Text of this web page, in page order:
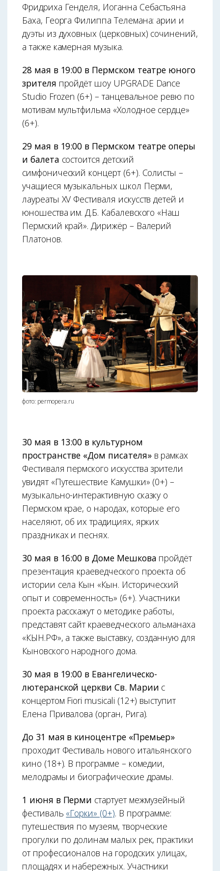
Фридриха Генделя, Иоганна Себастьяна
Баха, Георга Филиппа Телемана: арии и
дуэты из духовных (церковных) сочинений,
а также камерная музыка.
28 мая в 19:00 в Пермском театре юного
зрителя пройдёт шоу UPGRADE Dance
Studio Frozen (6+) – танцевальное ревю по
мотивам мультфильма «Холодное сердце»
(6+).
29 мая в 19:00 в Пермском театре оперы
и балета состоится детский
симфонический концерт (6+). Солисты –
учащиеся музыкальных школ Перми,
лауреаты XV Фестиваля искусств детей и
юношества им. Д.Б. Кабалевского «Наш
Пермский край». Дирижёр – Валерий
Платонов.
фото: permopera.ru
30 мая в 13:00 в культурном
пространстве «Дом писателя» в рамках
Фестиваля пермского искусства зрители
увидят «Путешествие Камушки» (0+) –
музыкально-интерактивную сказку о
Пермском крае, о народах, которые его
населяют, об их традициях, ярких
праздниках и песнях.
30 мая в 16:00 в Доме Мешкова пройдёт
презентация краеведческого проекта об
истории села Кын «Кын. Исторический
опыт и современность» (6+). Участники
проекта расскажут о методике работы,
представят сайт краеведческого альманаха
«КЫН.РФ», а также выставку, созданную для
Кыновского народного дома.
30 мая в 19:00 в Евангелическо-
лютеранской церкви Св. Марии с
концертом Fiori musicali (12+) выступит
Елена Привалова (орган, Рига).
До 31 мая в киноцентре «Премьер»
проходит Фестиваль нового итальянского
кино (18+). В программе – комедии,
мелодрамы и биографические драмы.
1 июня в Перми стартует межмузейный
фестиваль «Горки» (0+). В программе:
путешествия по музеям, творческие
прогулки по долинам малых рек, практики
от профессионалов на городских улицах,
площадях и набережных. Участники